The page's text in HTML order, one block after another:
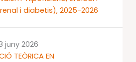
i diabetis), 2025-2026
TEÒRICA EN
juny 2026